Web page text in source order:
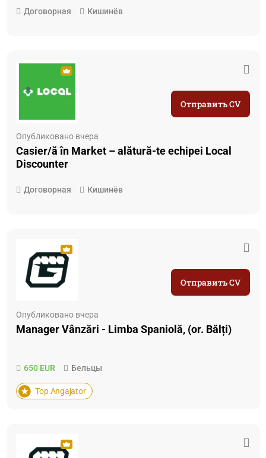
Договорная Кишинёв
Опубликовано вчера
Casier/ă în Market – alătură-te echipei Local
Discounter
Договорная Кишинёв
Отправить CV
Опубликовано вчера
Manager Vânzări - Limba Spaniolă, (or. Bălți)
650 EUR Бельцы
Top Angajator
Отправить CV